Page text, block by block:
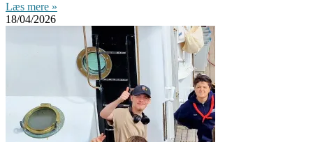
Læs mere »
18/04/2026